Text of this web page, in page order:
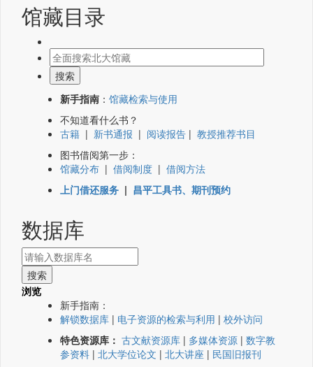
馆藏目录
新手指南 ： 馆藏检索与使用
不知道看什么书？
古籍 | 新书通报 | 阅读报告 | 教授推荐书目
图书借阅第一步：
馆藏分布 | 借阅制度 | 借阅方法
上门借还服务 | 昌平工具书、期刊预约
数据库
浏览
新手指南：
解锁数据库 | 电子资源的检索与利用 | 校外访问
特色资源库： 古文献资源库 | 多媒体资源 | 数字教
参资料 | 北大学位论文 | 北大讲座 | 民国旧报刊